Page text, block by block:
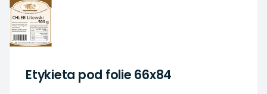
Etykieta pod folie 66x84